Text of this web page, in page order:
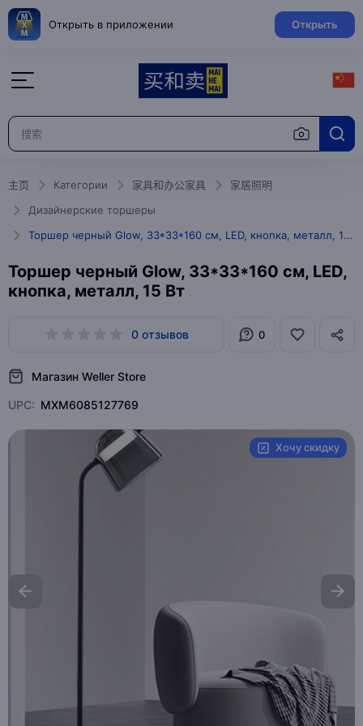
Открыть в приложении Открыть
主页 Категории 家具和办公家具
家居照明
Дизайнерские торшеры
Торшер черный Glow, 33*33*160 см, LED, кнопка, металл, 15 Вт
Торшер черный Glow, 33*33*160 см, LED,
кнопка, металл, 15 Вт
0 отзывов 0
Магазин Weller Store
UPC: MXM6085127769
Хочу скидку